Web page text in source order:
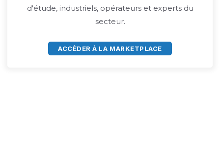
d'étude, industriels, opérateurs et experts du
secteur.
ACCÈDER À LA MARKETPLACE